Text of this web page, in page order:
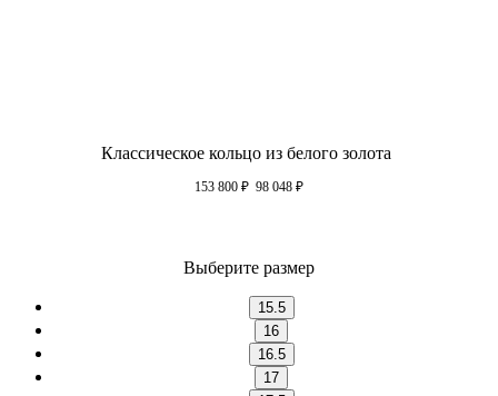
Классическое кольцо из белого золота
153 800 ₽ 98 048 ₽
Выберите размер
15.5
16
16.5
17